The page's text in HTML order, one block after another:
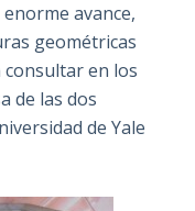
avance,
geométricas
en los
de las dos
de Yale